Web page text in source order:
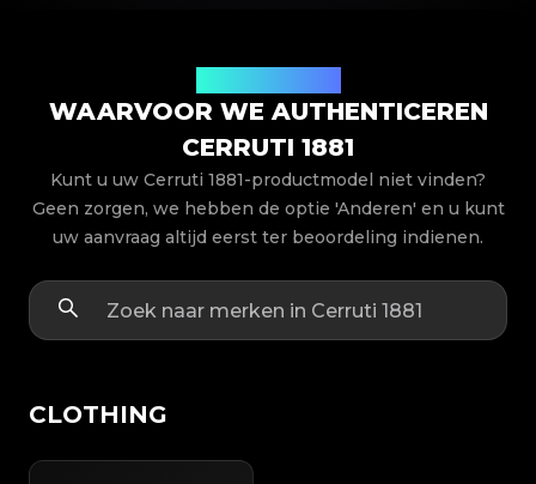
WAARVOOR WE AUTHENTICEREN
CERRUTI 1881
Kunt u uw Cerruti 1881-productmodel niet vinden?
Geen zorgen, we hebben de optie 'Anderen' en u kunt
uw aanvraag altijd eerst ter beoordeling indienen.
CLOTHING